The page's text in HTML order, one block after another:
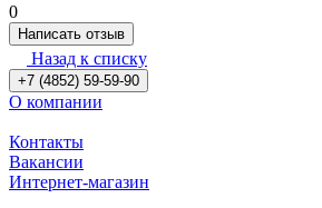
0
Написать отзыв
Назад к списку
+7 (4852) 59-59-90
О компании
Контакты
Вакансии
Интернет-магазин